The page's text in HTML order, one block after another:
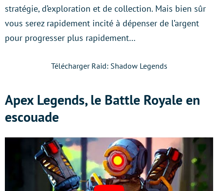
stratégie, d’exploration et de collection. Mais bien sûr
vous serez rapidement incité à dépenser de l’argent
pour progresser plus rapidement…
Télécharger Raid: Shadow Legends
Apex Legends, le Battle Royale en
escouade